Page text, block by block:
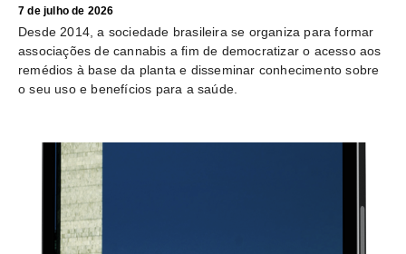
7 de julho de 2026
Desde 2014, a sociedade brasileira se organiza para formar
associações de cannabis a fim de democratizar o acesso aos
remédios à base da planta e disseminar conhecimento sobre
o seu uso e benefícios para a saúde.